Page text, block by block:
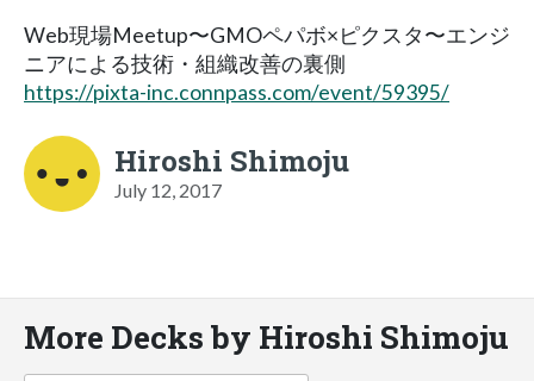
Web現場Meetup〜GMOペパボ×ピクスタ〜エンジ
ニアによる技術・組織改善の裏側
https://pixta-inc.connpass.com/event/59395/
Hiroshi Shimoju
July 12, 2017
More Decks by Hiroshi Shimoju